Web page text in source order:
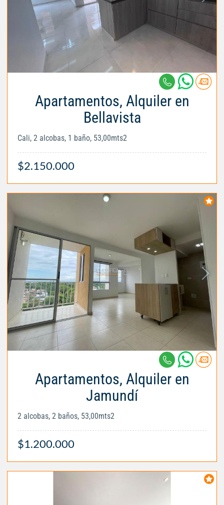
Apartamentos, Alquiler en
Bellavista
Cali, 2 alcobas, 1 baño, 53,00mts2
$2.150.000
Apartamentos, Alquiler en
Jamundí
2 alcobas, 2 baños, 53,00mts2
$1.200.000